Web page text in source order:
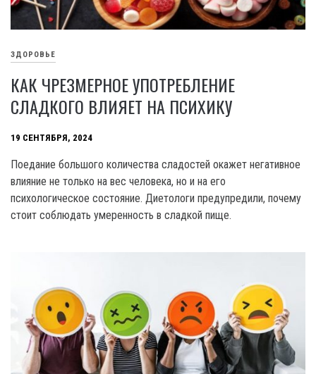
ЗДОРОВЬЕ
КАК ЧРЕЗМЕРНОЕ УПОТРЕБЛЕНИЕ
СЛАДКОГО ВЛИЯЕТ НА ПСИХИКУ
19 СЕНТЯБРЯ, 2024
Поедание большого количества сладостей окажет негативное
влияние не только на вес человека, но и на его
психологическое состояние. Диетологи предупредили, почему
стоит соблюдать умеренность в сладкой пище.